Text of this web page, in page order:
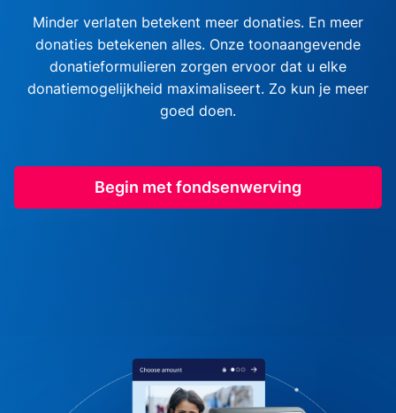
Minder verlaten betekent meer donaties. En meer
donaties betekenen alles. Onze toonaangevende
donatieformulieren zorgen ervoor dat u elke
donatiemogelijkheid maximaliseert. Zo kun je meer
goed doen.
Begin met fondsenwerving